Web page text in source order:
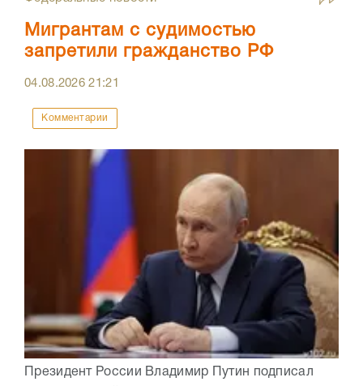
Мигрантам с судимостью
запретили гражданство РФ
04.08.202621:21
Комментарии
Президент России Владимир Путин подписал